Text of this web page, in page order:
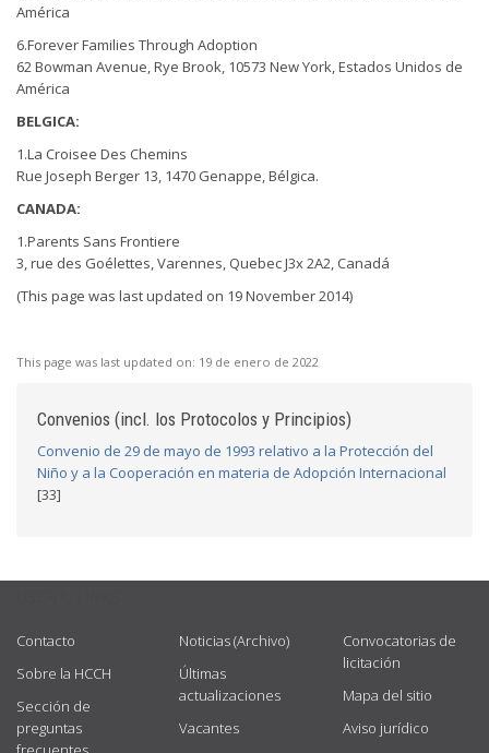
América
6.Forever Families Through Adoption
62 Bowman Avenue, Rye Brook, 10573 New York, Estados Unidos de
América
BELGICA:
1.La Croisee Des Chemins
Rue Joseph Berger 13, 1470 Genappe, Bélgica.
CANADA:
1.Parents Sans Frontiere
3, rue des Goélettes, Varennes, Quebec J3x 2A2, Canadá
(This page was last updated on 19 November 2014)
This page was last updated on: 19 de enero de 2022
Convenios (incl. los Protocolos y Principios)
Convenio de 29 de mayo de 1993 relativo a la Protección del
Niño y a la Cooperación en materia de Adopción Internacional
[33]
Contacto
Sobre la HCCH
Sección de
preguntas
Noticias (Archivo)
Últimas
actualizaciones
Vacantes
Convocatorias de
licitación
Mapa del sitio
Aviso jurídico